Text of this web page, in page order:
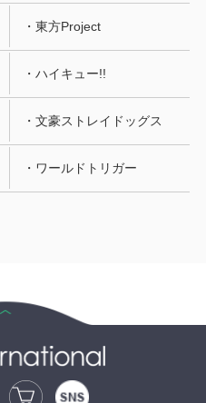
・東方Project
・ハイキュー!!
・文豪ストレイドッグス
・ワールドトリガー